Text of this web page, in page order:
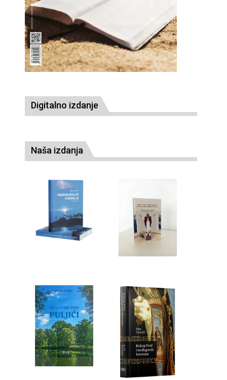
Digitalno izdanje
Naša izdanja